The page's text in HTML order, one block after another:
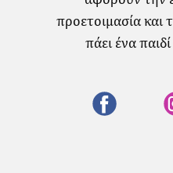
προετοιμασία και
πάει ένα